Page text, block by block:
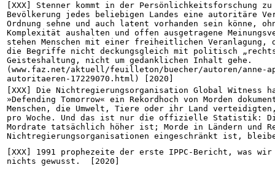
[XXX] Stenner kommt in der Persönlichkeitsforschung
Bevölkerung jedes beliebigen Landes eine autoritäre
Ordnung sehne und auch latent vorhanden sein könne,
Komplexität aushalten und offen ausgetragene
stehen Menschen mit einer freiheitlichen Veranlagung,
die Begriffe nicht deckungsgleich mit politisch
Geisteshaltung, nicht um gedanklichen Inhalt gehe.
(www.faz.net/aktuell/feuilleton/buecher/autoren/anne-
autoritaeren-17229070.html) [2020]
[XXX] Die Nichtregierungsorganisation Global
»Defending Tomorrow« ein Rekordhoch von Morden
Menschen, die Umwelt, Tiere oder ihr Land
pro Woche. Und das ist nur die offizielle Statistik:
Mordrate tatsächlich höher ist; Morde in Ländern und
Nichtregierungsorganisationen eingeschränkt ist,
[XXX] 1991 prophezeite der erste IPPC-Bericht, was
nichts gewusst.  [2020]